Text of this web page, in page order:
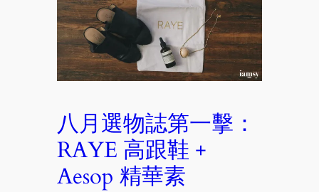
八月選物誌第一擊：
RAYE 高跟鞋 +
Aesop 精華素